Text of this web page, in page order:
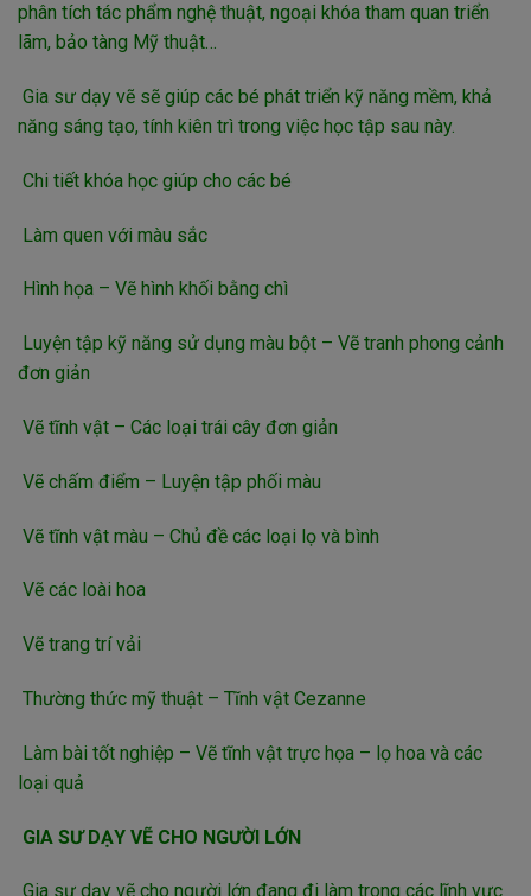
phân tích tác phẩm nghệ thuật, ngoại khóa tham quan triển
lãm, bảo tàng Mỹ thuật…
Gia sư dạy vẽ sẽ giúp các bé phát triển kỹ năng mềm, khả
năng sáng tạo, tính kiên trì trong việc học tập sau này.
Chi tiết khóa học giúp cho các bé
Làm quen với màu sắc
Hình họa – Vẽ hình khối bằng chì
Luyện tập kỹ năng sử dụng màu bột – Vẽ tranh phong cảnh
đơn giản
Vẽ tĩnh vật – Các loại trái cây đơn giản
Vẽ chấm điểm – Luyện tập phối màu
Vẽ tĩnh vật màu – Chủ đề các loại lọ và bình
Vẽ các loài hoa
Vẽ trang trí vải
Thường thức mỹ thuật – Tĩnh vật Cezanne
Làm bài tốt nghiệp – Vẽ tĩnh vật trực họa – lọ hoa và các
loại quả
GIA SƯ DẠY VẼ CHO NGƯỜI LỚN
Gia sư dạy vẽ cho người lớn đang đi làm trong các lĩnh vực